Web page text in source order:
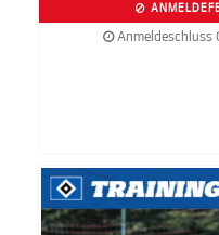
Anmeldeschluss